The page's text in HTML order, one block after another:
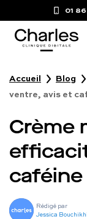
01
Santé
Poids
Troubles du
Fertilité
Accueil Blog
ventre, avis et
Crème
caféine
Rédigé par
Jessica Bouchikhi